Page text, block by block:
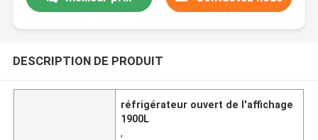
DESCRIPTION DE PRODUIT
réfrigérateur ouvert de l'affichage
1900L
,